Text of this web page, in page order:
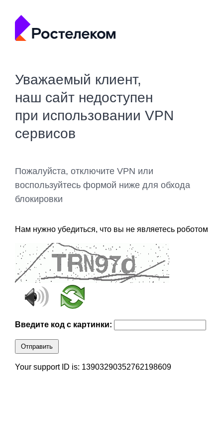
Уважаемый клиент,
наш сайт недоступен
при использовании VPN
сервисов
Пожалуйста, отключите VPN или
воспользуйтесь формой ниже для обхода
блокировки
Нам нужно убедиться, что вы не являетесь роботом
Введите код с картинки:
Отправить
Your support ID is: 13903290352762198609